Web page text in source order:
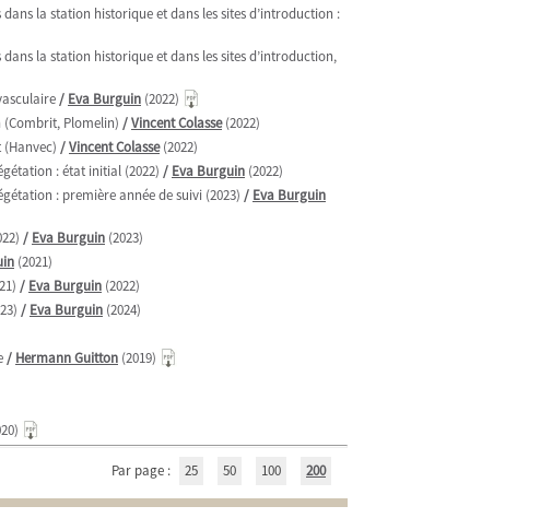
la station historique et dans les sites d’introduction :
la station historique et dans les sites d’introduction,
/ Eva Burguin (2022)
(Combrit, Plomelin) /Vincent Colasse(2022)
/Vincent Colasse(2022)
: état initial (2022) / Eva Burguin (2022)
: première année de suivi (2023) / Eva Burguin
/ Eva Burguin (2023)
(2021)
/ Eva Burguin (2022)
/ Eva Burguin (2024)
/ Hermann Guitton (2019)
Par page : 25 50 100 200